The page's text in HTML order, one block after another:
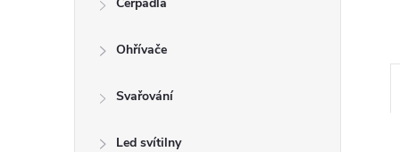
Ohřívače
Svařování
Led svítilny